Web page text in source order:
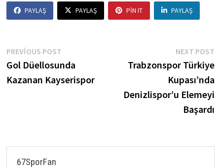
PAYLAŞ PAYLAŞ PIN IT PAYLAŞ
Yazı
gezinmesi
PREVIOUS POSTPrevious
post:
Gol Düellosunda
Kazanan Kayserispor
NEXT POST
Trabzonspor Türkiye
Kupası’nda
Denizlispor’u Elemeyi
Başardı
67SporFan